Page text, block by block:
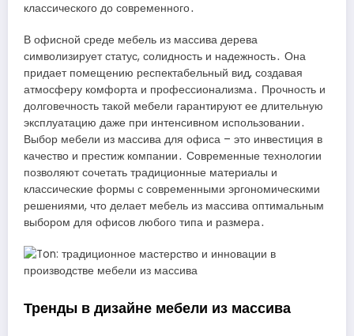
классического до современного․
В офисной среде мебель из массива дерева
символизирует статус, солидность и надежность․ Она
придает помещению респектабельный вид, создавая
атмосферу комфорта и профессионализма․ Прочность и
долговечность такой мебели гарантируют ее длительную
эксплуатацию даже при интенсивном использовании․
Выбор мебели из массива для офиса – это инвестиция в
качество и престиж компании․ Современные технологии
позволяют сочетать традиционные материалы и
классические формы с современными эргономическими
решениями, что делает мебель из массива оптимальным
выбором для офисов любого типа и размера․
Тренды в дизайне мебели из массива